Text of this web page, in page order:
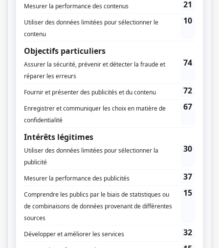
René Verne
Louis-Georges Carrier
Florent Forget
Denys Gagnon
Textes
Réginald Boisvert
Jean Filiatrault
Musique
François de Roubaix
Syd Dale
Compagnie de production
Société Radio-Canada
Diffuseur(s)
Radio-Canada